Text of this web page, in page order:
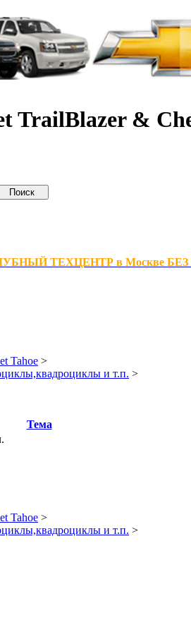
TrailBlazer &
ТЕХЦЕНТР в Москве БЕЗ
Tahoe >
и т.п. >
Тема
Tahoe >
и т.п. >